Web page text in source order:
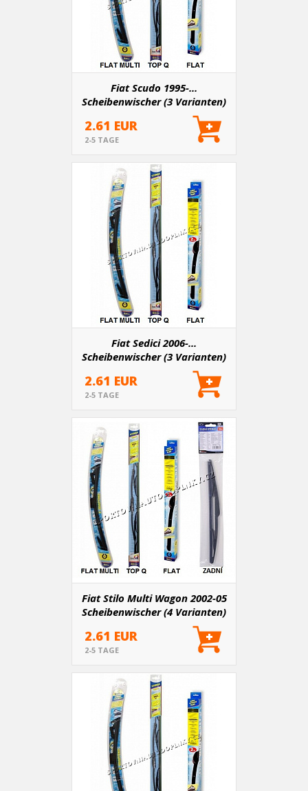
Fiat Scudo 1995-...
Scheibenwischer (3 Varianten)
2.61 EUR
2-5 TAGE
Fiat Sedici 2006-...
Scheibenwischer (3 Varianten)
2.61 EUR
2-5 TAGE
Fiat Stilo Multi Wagon 2002-05
Scheibenwischer (4 Varianten)
2.61 EUR
2-5 TAGE